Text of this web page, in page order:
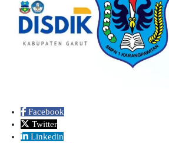
Facebook
Twitter
Linkedin